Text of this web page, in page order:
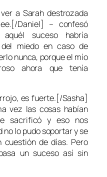
a Sarah destrozada
Daniel] – confesó
suceso habría
miedo en caso de
nunca, porque el mío
ahora que tenía
es fuerte.[/Sasha]
vez las cosas habían
sacrificó y eso nos
no lo pudo soportar y se
cuestión de días. Pero
un suceso así sin